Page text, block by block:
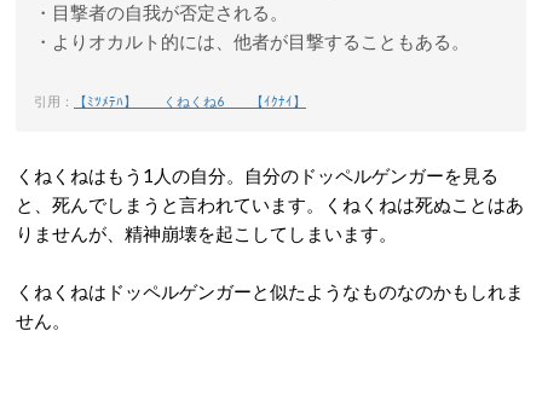
・目撃者の自我が否定される。
・よりオカルト的には、他者が目撃することもある。
引用： 【ﾐﾂﾒﾃﾊ】 くねくね6 【ｲｸﾅｲ】
くねくねはもう1人の自分。自分のドッペルゲンガーを見る
と、死んでしまうと言われています。くねくねは死ぬことはあ
りませんが、精神崩壊を起こしてしまいます。
くねくねはドッペルゲンガーと似たようなものなのかもしれま
せん。